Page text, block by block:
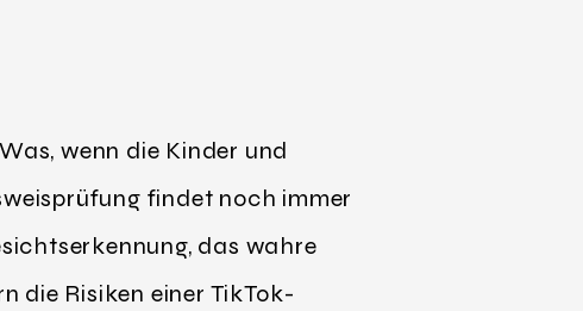
wenn die Kinder und
findet noch immer
das wahre
die Risiken einer TikTok-